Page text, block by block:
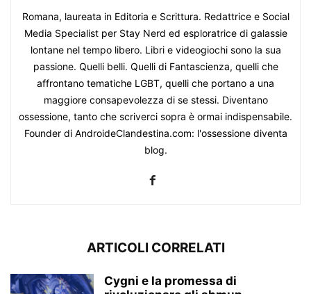
Romana, laureata in Editoria e Scrittura. Redattrice e Social
Media Specialist per Stay Nerd ed esploratrice di galassie
lontane nel tempo libero. Libri e videogiochi sono la sua
passione. Quelli belli. Quelli di Fantascienza, quelli che
affrontano tematiche LGBT, quelli che portano a una
maggiore consapevolezza di se stessi. Diventano
ossessione, tanto che scriverci sopra è ormai indispensabile.
Founder di AndroideClandestina.com: l'ossessione diventa
blog.
ARTICOLI CORRELATI
Cygni e la promessa di